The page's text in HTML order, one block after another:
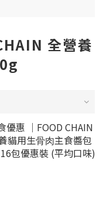
全營養